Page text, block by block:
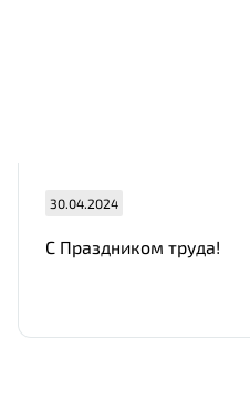
30.04.2024
С Праздником труда!